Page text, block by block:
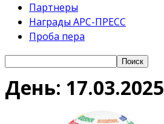
Партнеры
Награды АРС-ПРЕСС
Проба пера
День: 17.03.2025